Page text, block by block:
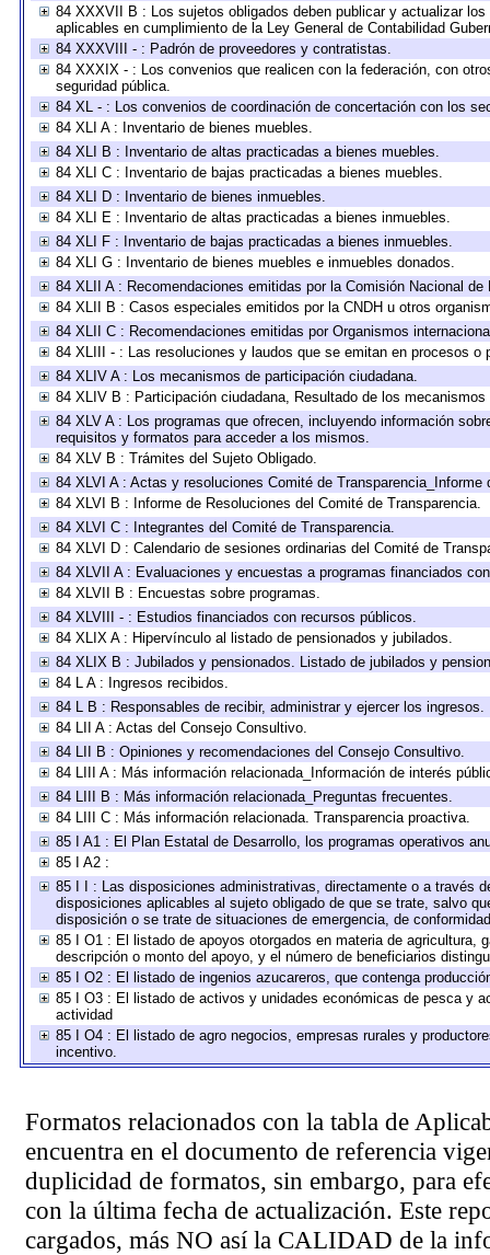
84 XXXVII B : Los sujetos obligados deben publicar y actualizar
aplicables en cumplimiento de la Ley General de Contabilidad
84 XXXVIII - : Padrón de proveedores y contratistas.
84 XXXIX - : Los convenios que realicen con la federación, con
seguridad pública.
84 XL - : Los convenios de coordinación de concertación con los
84 XLI A : Inventario de bienes muebles.
84 XLI B : Inventario de altas practicadas a bienes muebles.
84 XLI C : Inventario de bajas practicadas a bienes muebles.
84 XLI D : Inventario de bienes inmuebles.
84 XLI E : Inventario de altas practicadas a bienes inmuebles.
84 XLI F : Inventario de bajas practicadas a bienes inmuebles.
84 XLI G : Inventario de bienes muebles e inmuebles donados.
84 XLII A : Recomendaciones emitidas por la Comisión Nacional de
84 XLII B : Casos especiales emitidos por la CNDH u otros
84 XLII C : Recomendaciones emitidas por Organismos
84 XLIII - : Las resoluciones y laudos que se emitan en procesos o
84 XLIV A : Los mecanismos de participación ciudadana.
84 XLIV B : Participación ciudadana, Resultado de los
84 XLV A : Los programas que ofrecen, incluyendo información
requisitos y formatos para acceder a los mismos.
84 XLV B : Trámites del Sujeto Obligado.
84 XLVI A : Actas y resoluciones Comité de
84 XLVI B : Informe de Resoluciones del Comité de Transparencia.
84 XLVI C : Integrantes del Comité de Transparencia.
84 XLVI D : Calendario de sesiones ordinarias del Comité de
84 XLVII A : Evaluaciones y encuestas a programas financiados
84 XLVII B : Encuestas sobre programas.
84 XLVIII - : Estudios financiados con recursos públicos.
84 XLIX A : Hipervínculo al listado de pensionados y jubilados.
84 XLIX B : Jubilados y pensionados. Listado de jubilados y
84 L A : Ingresos recibidos.
84 L B : Responsables de recibir, administrar y ejercer los ingresos.
84 LII A : Actas del Consejo Consultivo.
84 LII B : Opiniones y recomendaciones del Consejo Consultivo.
84 LIII A : Más información relacionada_Información de interés
84 LIII B : Más información relacionada_Preguntas frecuentes.
84 LIII C : Más información relacionada. Transparencia proactiva.
85 I A1 : El Plan Estatal de Desarrollo, los programas operativos
85 I A2 :
85 I I : Las disposiciones administrativas, directamente o a través
disposiciones aplicables al sujeto obligado de que se trate, salvo
disposición o se trate de situaciones de emergencia, de
85 I O1 : El listado de apoyos otorgados en materia de agricultura,
descripción o monto del apoyo, y el número de beneficiarios
85 I O2 : El listado de ingenios azucareros, que contenga
85 I O3 : El listado de activos y unidades económicas de pesca y
actividad
85 I O4 : El listado de agro negocios, empresas rurales y
incentivo.
Formatos relacionados con la tabla de
encuentra en el documento de referencia
duplicidad de formatos, sin embargo, para
con la última fecha de actualización. Este
cargados, más NO así la CALIDAD de la